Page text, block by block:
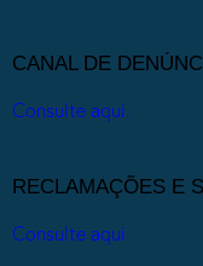
CANAL DE
Consulte aqui.
RECLAMAÇÕES E
Consulte aqui.